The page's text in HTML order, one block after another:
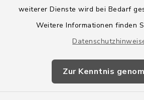
weiterer Dienste wird bei Bedarf
Weitere Informationen finden
Zur Kenntnis
Impressum